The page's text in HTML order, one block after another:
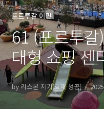
포르투갈 이민
61 (포르투
대형 쇼핑 센
by 리스본 지기(호재 성공)